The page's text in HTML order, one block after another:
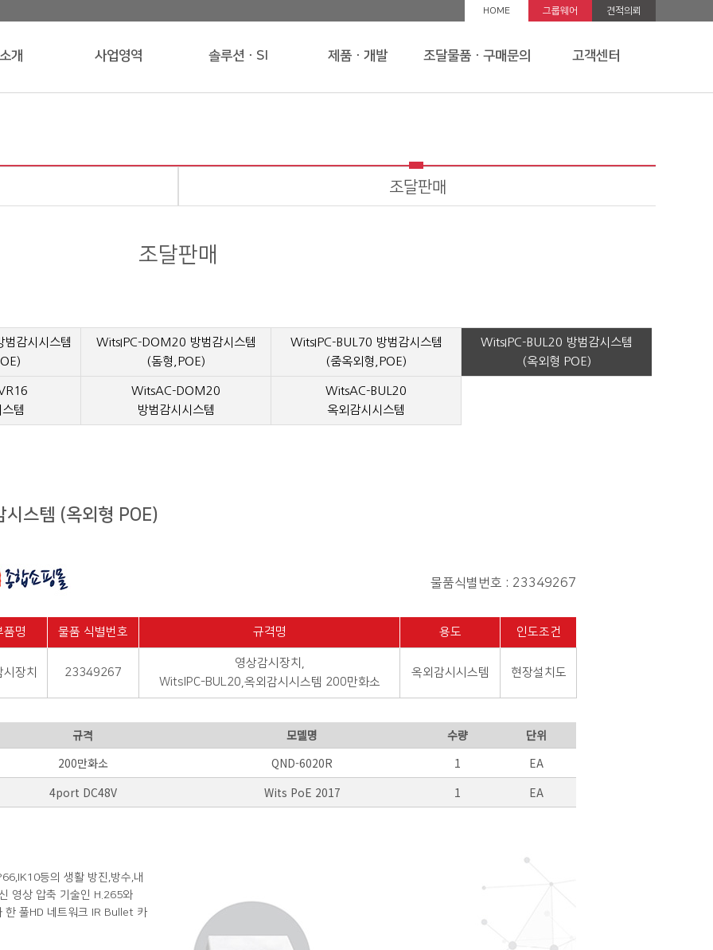
HOME 그룹웨어 견적의뢰
개 사업영역 솔루션ㆍSI 제품ㆍ개발 조달물품ㆍ구매문의 고객센터
조달판매
조달판매
감시시스템
WitsIPC-DOM20 방범감시스템
(돔형,POE)
WitsIPC-BUL70 방범감시스템
(줌옥외형,POE)
WitsIPC-BUL20 방범감시스템
(옥외형 POE)
템
WitsAC-DOM20
방범감시시스템
WitsAC-BUL20
옥외감시시스템
스템 (옥외형 POE)
물품식별번호 : 23349267
품명 물품 식별번호 규격명 용도 인도조건
장치 23349267
영상감시장치,
WitsIPC-BUL20,옥외감시시스템 200만화소
옥외감시시스템 현장설치도
규격 모델명 수량
단위
200만화소
QND-6020R 1
EA
4port DC48V
Wits PoE 2017 1 EA
등의 생활 방진,방수,내
영상 압축 기술인 H.265와
풀HD 네트워크 IR Bullet 카